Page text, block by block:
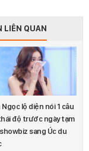
LIÊN QUAN
Ngọc lộ diện nói 1 câu
độ trước ngày tạm
sang Úc du